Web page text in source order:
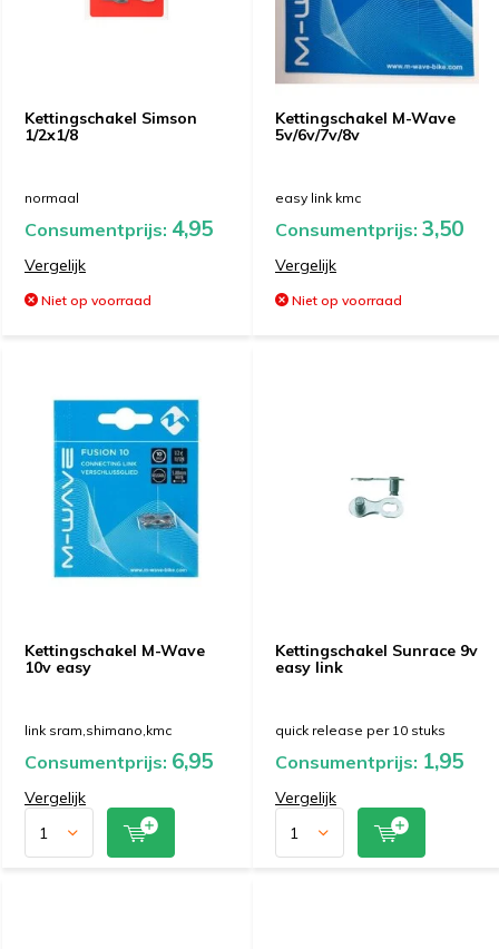
Kettingschakel Simson
1/2x1/8
normaal
Consumentprijs: 4,95
Vergelijk
Niet op voorraad
Kettingschakel M-Wave
5v/6v/7v/8v
easy link kmc
Consumentprijs: 3,50
Vergelijk
Niet op voorraad
Kettingschakel M-Wave
10v easy
link sram,shimano,kmc
Consumentprijs: 6,95
Vergelijk
Kettingschakel Sunrace 9v
easy link
quick release per 10 stuks
Consumentprijs: 1,95
Vergelijk